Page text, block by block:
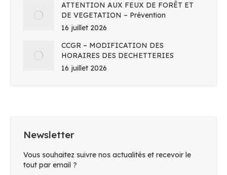
ATTENTION AUX FEUX DE FORÊT ET
DE VEGETATION – Prévention
16 juillet 2026
CCGR – MODIFICATION DES
HORAIRES DES DECHETTERIES
16 juillet 2026
Newsletter
Vous souhaitez suivre nos actualités et recevoir le
tout par email ?